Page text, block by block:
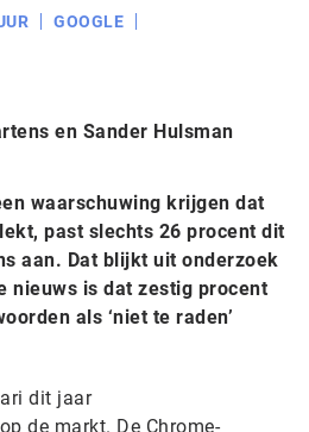
GOOGLE
en Sander Hulsman
waarschuwing krijgen dat
past slechts 26 procent dit
aan. Dat blijkt uit onderzoek
nieuws is dat zestig procent
als ‘niet te raden’
dit jaar
op de markt. De Chrome-